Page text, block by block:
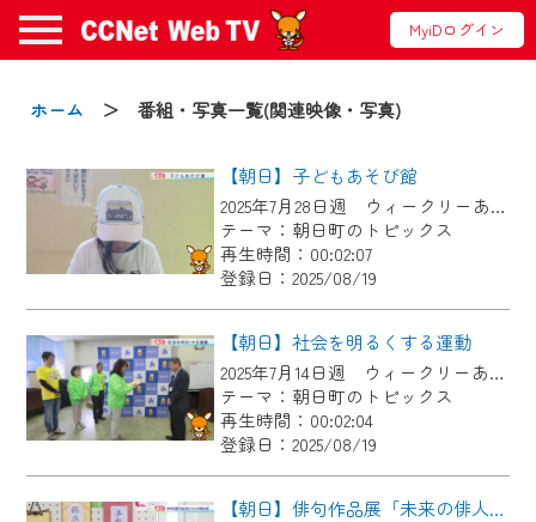
MyiDログイン
ホーム ＞ 番組・写真一覧(関連映像・写真)
【朝日】子どもあそび館
2025年7月28日週 ウィークリーあさひにて放送
テーマ：朝日町のトピックス
再生時間：00:02:07
登録日：2025/08/19
【朝日】社会を明るくする運動
2025年7月14日週 ウィークリーあさひにて放送
テーマ：朝日町のトピックス
再生時間：00:02:04
登録日：2025/08/19
【朝日】俳句作品展「未来の俳人たち」（中学校の部）
お知らせ
2024/09/02
動画配信サービス『CCNet Web TV』は2024
年9月24日からリニューアルします！
【変更点】
◆デザイン変更により、お住まいの地域
の動画コンテンツが一目瞭然。
◆当社アプリやＰＣブラウザから、いつ
でも・どこでも・外出先でも！
CCNetサービスエリア20市町の地域情報
番組をご視聴いただけます！